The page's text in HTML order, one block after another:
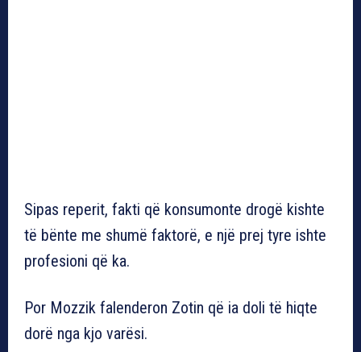
Sipas reperit, fakti që konsumonte drogë kishte
të bënte me shumë faktorë, e një prej tyre ishte
profesioni që ka.
Por Mozzik falenderon Zotin që ia doli të hiqte
dorë nga kjo varësi.